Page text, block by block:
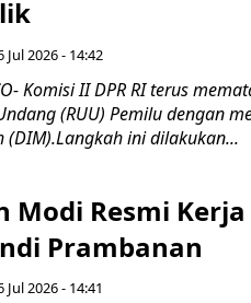
Jul 2026 - 14:42
Komisi II DPR RI terus
(RUU) Pemilu dengan
(DIM).Langkah ini dilakukan...
Modi Resmi Kerja
Prambanan
Jul 2026 - 14:41